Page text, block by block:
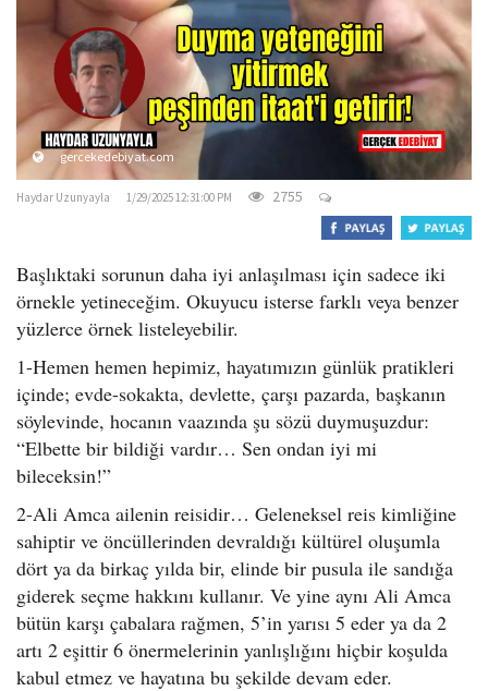
o
n
gercekedebiyat.com
Haydar Uzunyayla 1/29/2025 12:31:00 PM 2755
Başlıktaki sorunun daha iyi anlaşılması için sadece iki
örnekle yetineceğim. Okuyucu isterse farklı veya benzer
yüzlerce örnek listeleyebilir.
1-Hemen hemen hepimiz, hayatımızın günlük pratikleri
içinde; evde-sokakta, devlette, çarşı pazarda, başkanın
söylevinde, hocanın vaazında şu sözü duymuşuzdur:
“Elbette bir bildiği vardır… Sen ondan iyi mi
bileceksin!”
2-Ali Amca ailenin reisidir… Geleneksel reis kimliğine
sahiptir ve öncüllerinden devraldığı kültürel oluşumla
dört ya da birkaç yılda bir, elinde bir pusula ile sandığa
giderek seçme hakkını kullanır. Ve yine aynı Ali Amca
bütün karşı çabalara rağmen, 5’in yarısı 5 eder ya da 2
artı 2 eşittir 6 önermelerinin yanlışlığını hiçbir koşulda
kabul etmez ve hayatına bu şekilde devam eder.